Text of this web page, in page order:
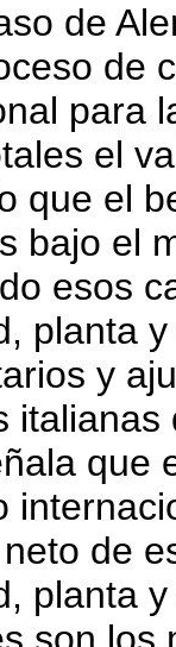
de
de
para
el
que el
bajo el
esos
planta
y
que
de
planta